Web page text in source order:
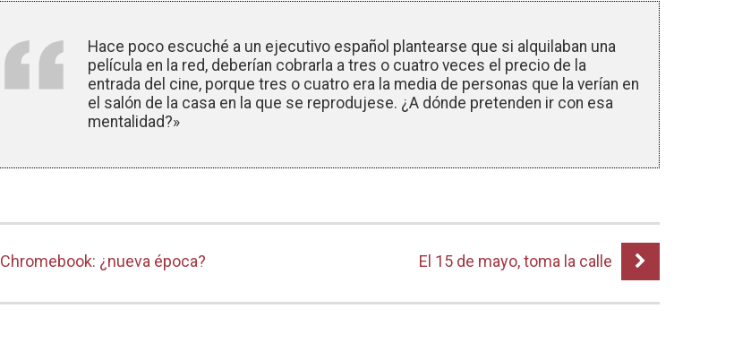
Hace poco escuché a un ejecutivo español plantearse que si alquilaban una
película en la red, deberían cobrarla a tres o cuatro veces el precio de la
entrada del cine, porque tres o cuatro era la media de personas que la verían en
el salón de la casa en la que se reprodujese. ¿A dónde pretenden ir con esa
mentalidad?»
Chromebook: ¿nueva época? El 15 de mayo, toma la calle